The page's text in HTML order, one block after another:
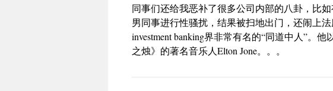
同事们还给我恶补了很多公司内部的八卦，比
男同事进行性骚扰，结果被扫地出门，还闹上
investment banking界非常有名的“同道中人”。
之烛》的著名音乐人Elton Jone。。。